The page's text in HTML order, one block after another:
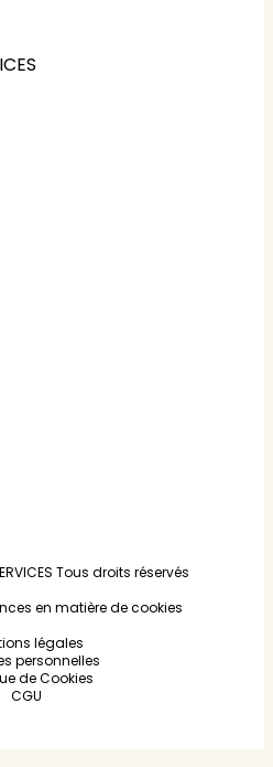
Tous droits réservés
en matière de cookies
légales
personnelles
de Cookies
CGU